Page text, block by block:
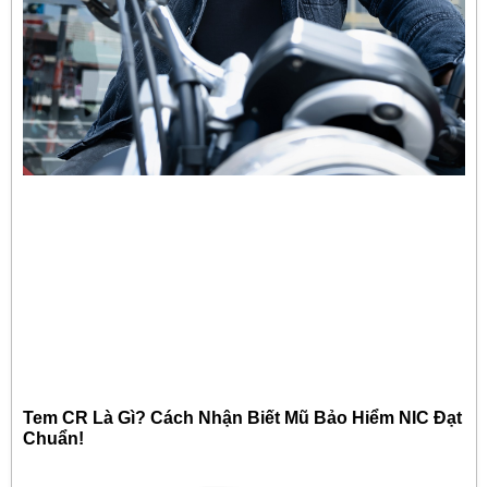
Tem CR Là Gì? Cách Nhận Biết Mũ Bảo Hiểm NIC Đạt
Chuẩn!